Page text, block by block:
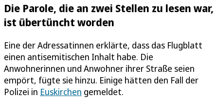
Die Parole, die an zwei Stellen zu lesen war,
ist übertüncht worden
Eine der Adressatinnen erklärte, dass das Flugblatt
einen antisemitischen Inhalt habe. Die
Anwohnerinnen und Anwohner ihrer Straße seien
empört, fügte sie hinzu. Einige hätten den Fall der
Polizei in Euskirchen gemeldet.